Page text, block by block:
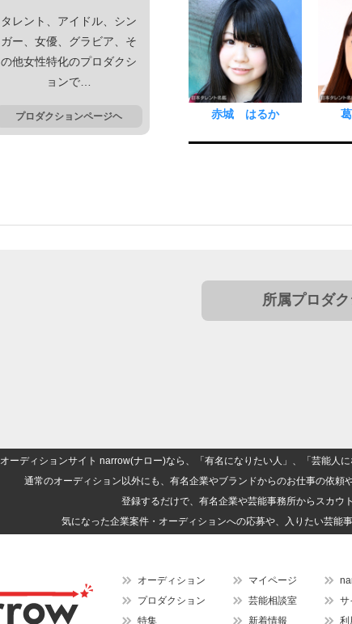
タレント、アイドル、シン
ガー、女優、グラビア、そ
の他女性特化のプロダクシ
ョンで…
プロダクションページヘ 赤城 はるか
所属プロダ
オーディションサイト narrow(ナロー)なら、「有名になりたい人」、「芸能人
通常のオーディション以外にも、有名企業やブランドからのお仕事の依頼
登録するだけで、有名企業や芸能事務所からスカウ
気になった企業案件・オーディションへの応募や、入りたい芸能
オーディション
プロダクション
特集
マイページ
芸能相談室
新着情報
サ
利